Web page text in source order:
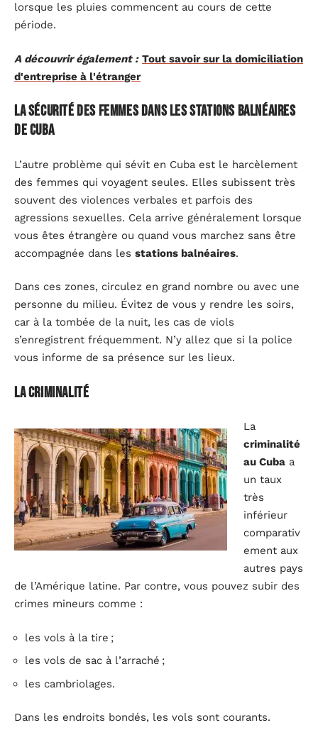
lorsque les pluies commencent au cours de cette
période.
A découvrir également : Tout savoir sur la domiciliation
d'entreprise à l'étranger
La sécurité des femmes dans les stations balnéaires
de Cuba
L’autre problème qui sévit en Cuba est le harcèlement
des femmes qui voyagent seules. Elles subissent très
souvent des violences verbales et parfois des
agressions sexuelles. Cela arrive généralement lorsque
vous êtes étrangère ou quand vous marchez sans être
accompagnée dans les stations balnéaires.
Dans ces zones, circulez en grand nombre ou avec une
personne du milieu. Évitez de vous y rendre les soirs,
car à la tombée de la nuit, les cas de viols
s’enregistrent fréquemment. N’y allez que si la police
vous informe de sa présence sur les lieux.
La criminalité
La
criminalité
au Cubaa
un taux
très
inférieur
comparativ
ement aux
autres pays
de l’Amérique latine. Par contre, vous pouvez subir des
crimes mineurs comme :
les vols à la tire ;
les vols de sac à l’arraché ;
les cambriolages.
Dans les endroits bondés, les vols sont courants.